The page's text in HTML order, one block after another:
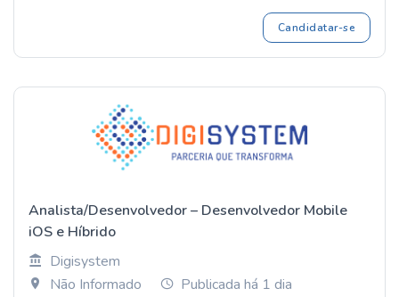
Candidatar-se
Analista/Desenvolvedor – Desenvolvedor Mobile
iOS e Híbrido
Digisystem
Não Informado
Publicada há 1 dia